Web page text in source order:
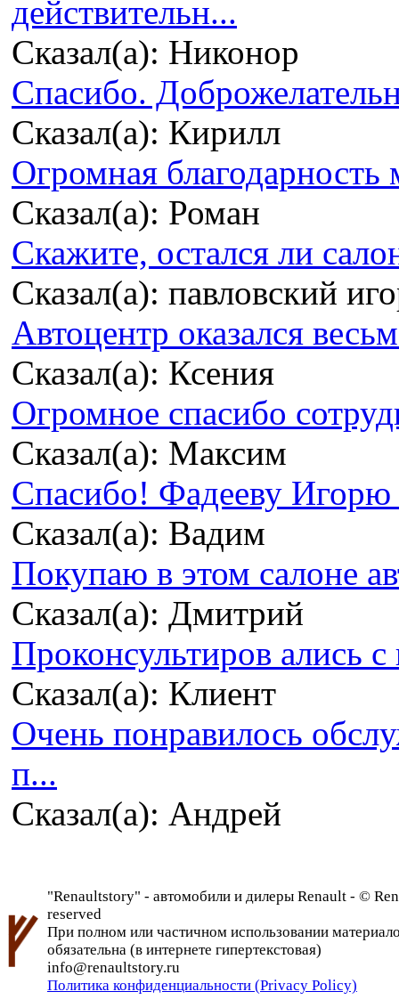
действительн...
Сказал(а): Никонор
Спасибо.
Сказал(а): Кирилл
Огромная благодарность
Сказал(а): Роман
Скажите, остался ли
Сказал(а): павловский
Автоцентр оказался
Сказал(а): Ксения
Огромное спасибо
Сказал(а): Максим
Спасибо! Фадееву Игорю
Сказал(а): Вадим
Покупаю в этом салоне
Сказал(а): Дмитрий
Проконсультиров ались
Сказал(а): Клиент
Очень понравилось
п...
Сказал(а): Андрей
"Renaultstory" - автомобили и дилеры Renault - ©
reserved
При полном или частичном использовании
обязательна (в интернете гипертекстовая)
info@renaultstory.ru
Политика конфиденциальности (Privacy Policy)